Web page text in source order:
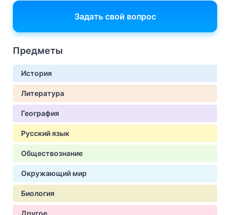
Задать свой вопрос
Предметы
История
Литература
География
Русский язык
Обществознание
Окружающий мир
Биология
Другое